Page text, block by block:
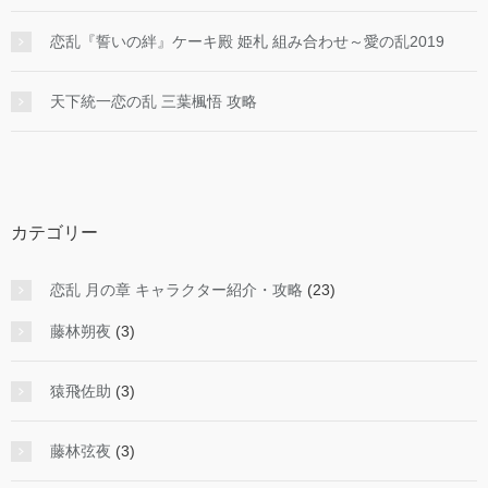
恋乱『誓いの絆』ケーキ殿 姫札 組み合わせ～愛の乱2019
天下統一恋の乱 三葉楓悟 攻略
カテゴリー
恋乱 月の章 キャラクター紹介・攻略 (23)
藤林朔夜 (3)
猿飛佐助 (3)
藤林弦夜 (3)